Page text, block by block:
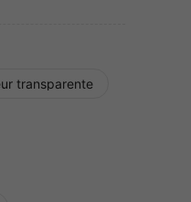
transparente